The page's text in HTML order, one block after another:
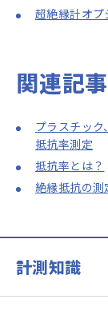
超絶縁計オプ
関連記事
プラスチッ
抵抗率測定
抵抗率とは？
絶縁抵抗の測
計測知識